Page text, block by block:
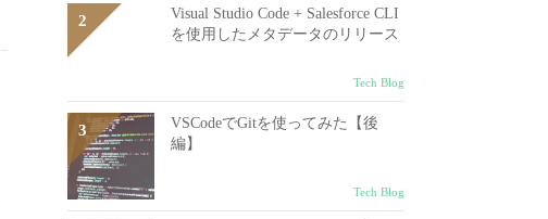
Visual Studio Code + Salesforce CLI
を使用したメタデータのリリース
Tech Blog
VSCodeでGitを使ってみた【後
編】
Tech Blog